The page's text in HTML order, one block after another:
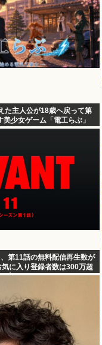
た主人公が18歳へ戻って第
少女ゲーム「電工らぶ」
第11話の無料配信再生数が
に入り登録者数は300万超
プ